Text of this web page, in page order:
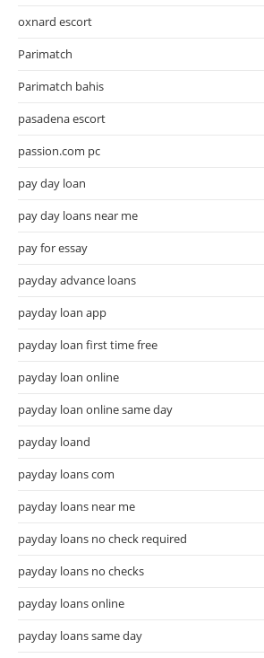
oxnard escort
Parimatch
Parimatch bahis
pasadena escort
passion.com pc
pay day loan
pay day loans near me
pay for essay
payday advance loans
payday loan app
payday loan first time free
payday loan online
payday loan online same day
payday loand
payday loans com
payday loans near me
payday loans no check required
payday loans no checks
payday loans online
payday loans same day